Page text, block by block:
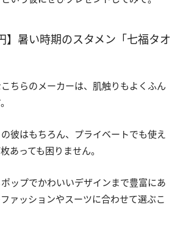
】暑い時期のスタメン「七福タオ
ちらのメーカーは、肌触りもよくふん
彼はもちろん、プライベートでも使え
あっても困りません。
ップでかわいいデザインまで豊富にあ
ァッションやスーツに合わせて選ぶこ